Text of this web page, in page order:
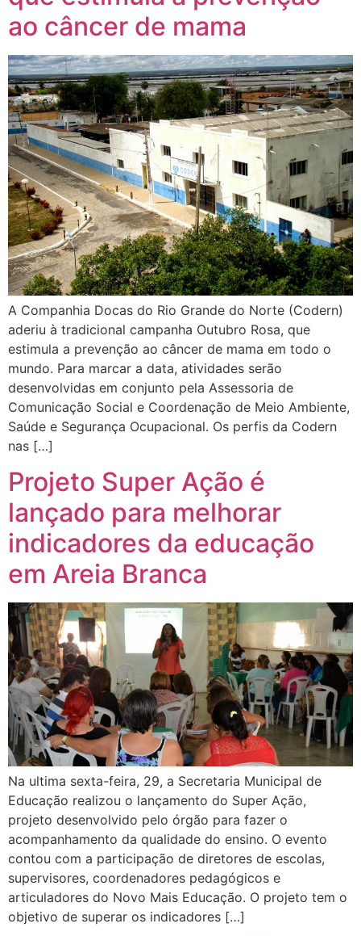
ao câncer de mama
A Companhia Docas do Rio Grande do Norte (Codern)
aderiu à tradicional campanha Outubro Rosa, que
estimula a prevenção ao câncer de mama em todo o
mundo. Para marcar a data, atividades serão
desenvolvidas em conjunto pela Assessoria de
Comunicação Social e Coordenação de Meio Ambiente,
Saúde e Segurança Ocupacional. Os perfis da Codern
nas […]
Projeto Super Ação é
lançado para melhorar
indicadores da educação
em Areia Branca
Na ultima sexta-feira, 29, a Secretaria Municipal de
Educação realizou o lançamento do Super Ação,
projeto desenvolvido pelo órgão para fazer o
acompanhamento da qualidade do ensino. O evento
contou com a participação de diretores de escolas,
supervisores, coordenadores pedagógicos e
articuladores do Novo Mais Educação. O projeto tem o
objetivo de superar os indicadores […]